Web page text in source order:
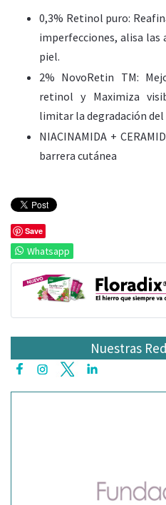
0,3% Retinol puro:
imperfecciones, alisa las
piel.
2% NovoRetin TM:
retinol y Maximiza
limitar la degradación
NIACINAMIDA +
barrera cutánea
Save
Whatsapp
Nuestras